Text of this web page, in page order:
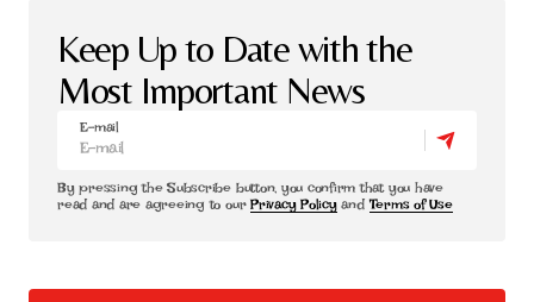
Keep Up to Date with the
Most Important News
E-mail
By pressing the Subscribe button, you confirm that you have
read and are agreeing to ourPrivacy PolicyandTerms of Use